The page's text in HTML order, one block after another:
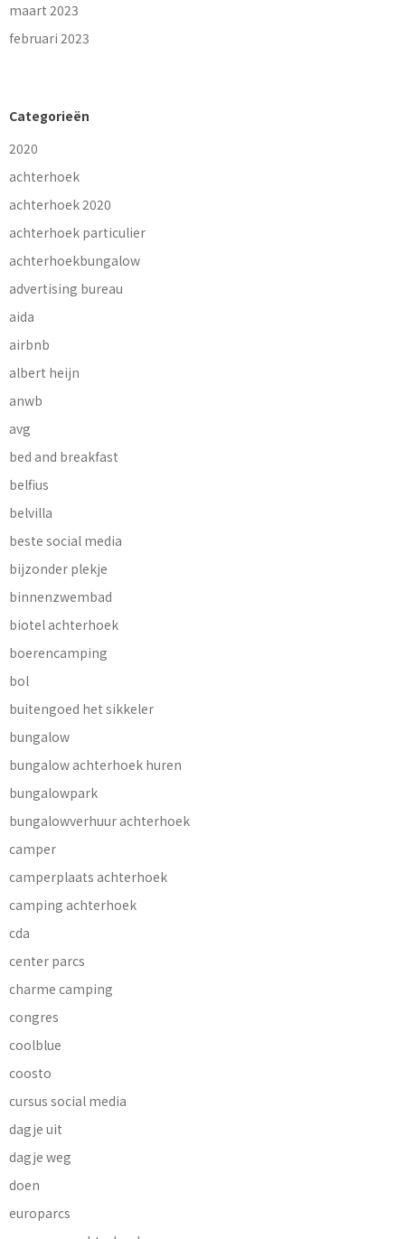
maart 2023
februari 2023
Categorieën
2020
achterhoek
achterhoek 2020
achterhoek particulier
achterhoekbungalow
advertising bureau
aida
airbnb
albert heijn
anwb
avg
bed and breakfast
belfius
belvilla
beste social media
bijzonder plekje
binnenzwembad
biotel achterhoek
boerencamping
bol
buitengoed het sikkeler
bungalow
bungalow achterhoek huren
bungalowpark
bungalowverhuur achterhoek
camper
camperplaats achterhoek
camping achterhoek
cda
center parcs
charme camping
congres
coolblue
coosto
cursus social media
dagje uit
dagje weg
doen
europarcs